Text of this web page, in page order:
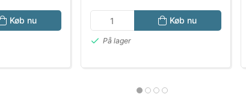
Køb nu Køb nu
På lager